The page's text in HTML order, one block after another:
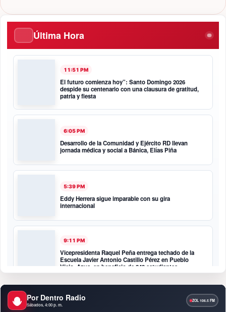
Última Hora
11:51 PM
El futuro comienza hoy”: Santo Domingo 2026
despide su centenario con una clausura de gratitud,
patria y fiesta
6:05 PM
Desarrollo de la Comunidad y Ejército RD llevan
jornada médica y social a Bánica, Elías Piña
5:39 PM
Eddy Herrera sigue imparable con su gira
internacional
9:11 PM
Vicepresidenta Raquel Peña entrega techado de la
Escuela Javier Antonio Castillo Pérez en Pueblo
Viejo, Azua, en beneficio de 349 estudiantes
8:47 PM
Por Dentro Radio
Sábados, 4:00 p. m.